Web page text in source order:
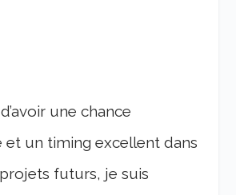
une chance
et un timing excellent dans
futurs, je suis